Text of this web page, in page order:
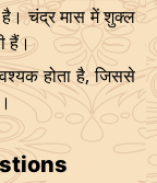
है। चंद्र मास में शुक्ल
हैं।
होता है, जिससे